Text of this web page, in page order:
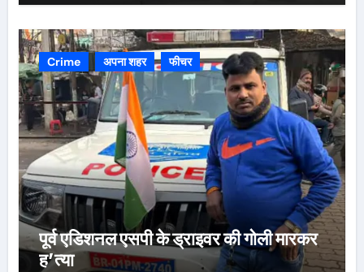
Crime अपना शहर फीचर
पूर्व एडिशनल एसपी के ड्राइवर की गोली मारकर
ह’त्या